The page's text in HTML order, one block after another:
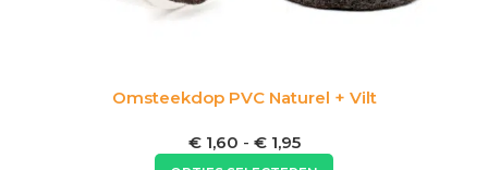
Omsteekdop PVC Naturel + Vilt
€1,60 - €1,95